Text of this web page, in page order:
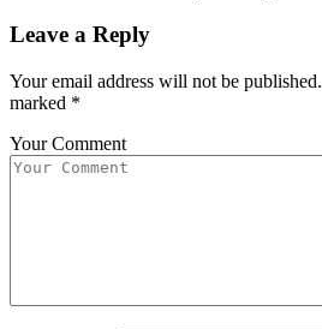
Leave a Reply
Your email address will not be published.
marked *
Your Comment